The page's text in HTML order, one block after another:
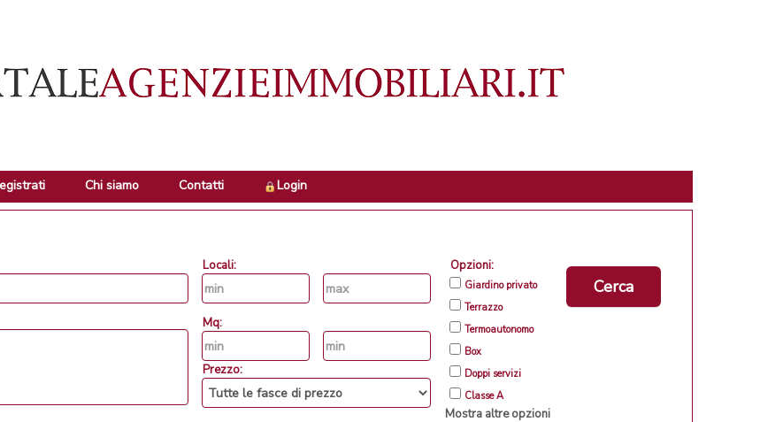
Chi siamo Contatti Login
Locali:
Mq:
Prezzo:
Opzioni:
Giardino privato
Terrazzo
Termoautonomo
Box
Doppi servizi
Classe A
Mostra altre opzioni
Cerca